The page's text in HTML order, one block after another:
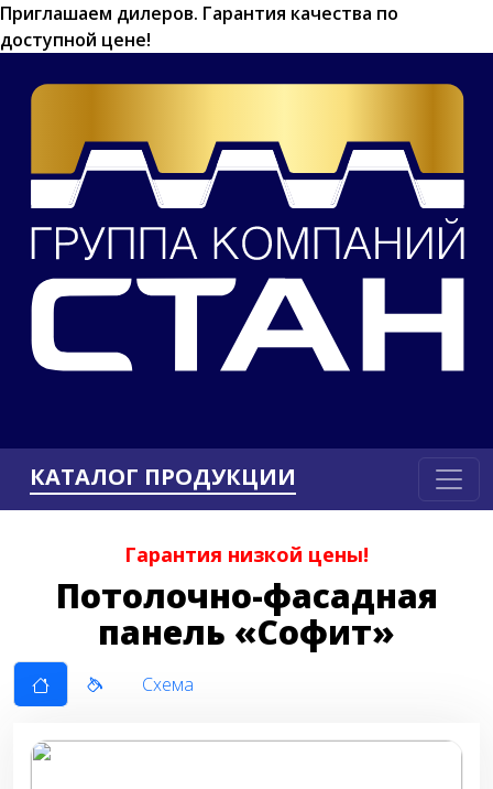
Приглашаем дилеров. Гарантия качества по
доступной цене!
КАТАЛОГ ПРОДУКЦИИ
Гарантия низкой цены!
Потолочно-фасадная
панель «Софит»
Схема